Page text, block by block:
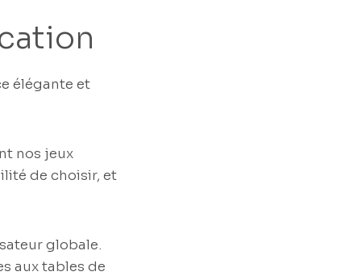
élégante et
nos jeux
de choisir, et
globale.
aux tables de